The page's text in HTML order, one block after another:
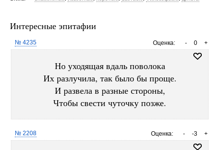
Интересные эпитафии
Оценка: +
0
-
№ 4235
Но уходящая вдаль поволока
Их разлучила, так было бы проще.
И развела в разные стороны,
Чтобы свести чуточку позже.
Оценка: +
-3
-
№ 2208